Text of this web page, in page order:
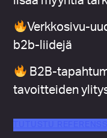
Verkkosivu-
b2b-liidejä
B2B-
tavoitteiden